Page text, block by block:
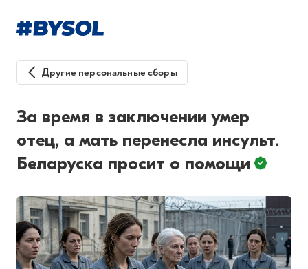
Другие персональные сборы
За время в заключении умер
отец, а мать перенесла инсульт.
Беларуска просит о помощи